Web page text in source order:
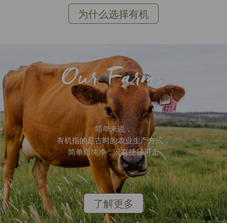
为什么选择有机
简单来说，
有机指的是古时的农业生产方式，
简单而纯净，没有捷径可走
了解更多